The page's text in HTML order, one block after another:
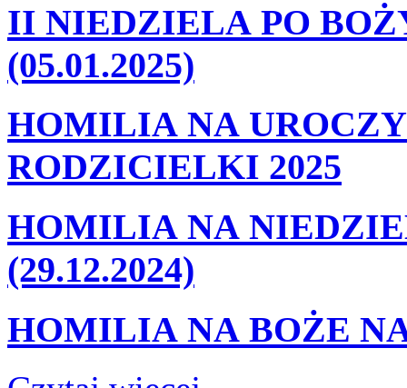
II NIEDZIELA PO
(05.01.2025)
HOMILIA NA
RODZICIELKI 2025
HOMILIA NA
(29.12.2024)
HOMILIA NA BOŻE